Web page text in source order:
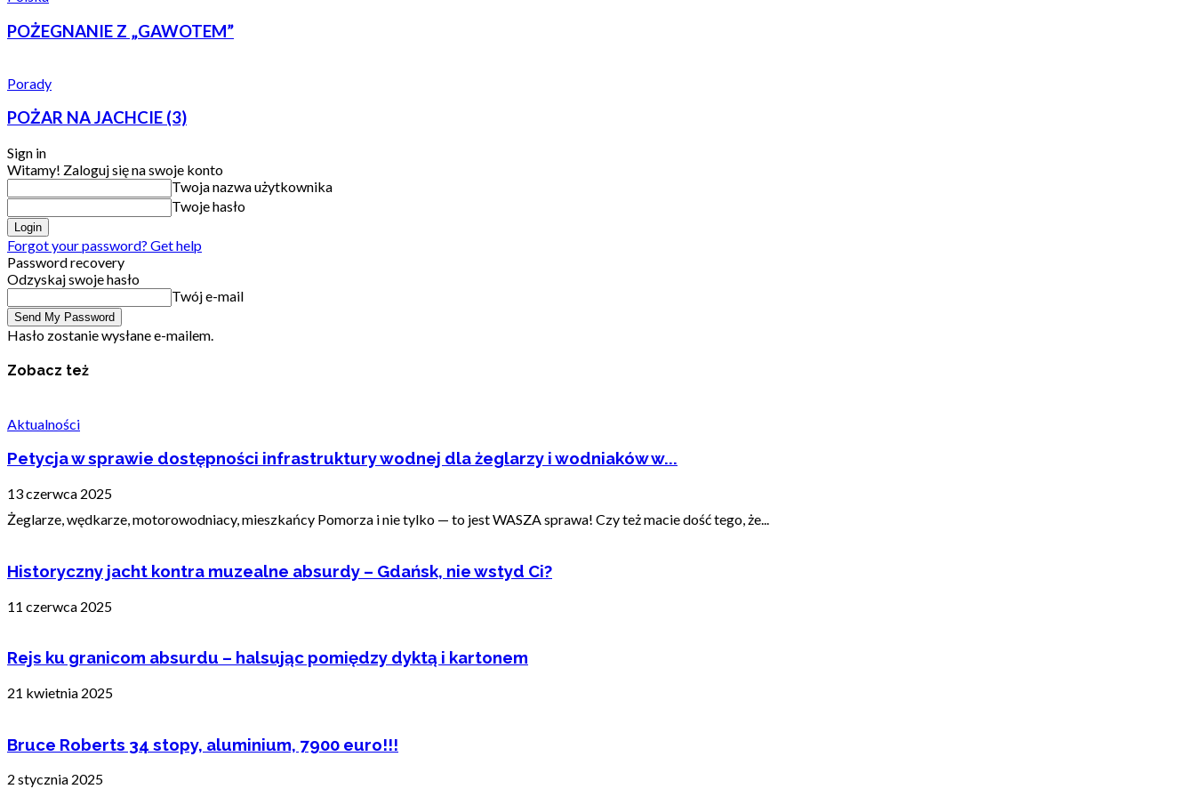
POŻEGNANIE Z „GAWOTEM”
Porady
POŻAR NA JACHCIE (3)
Sign in
Witamy! Zaloguj się na swoje konto
Twoja nazwa użytkownika
Twoje hasło
Forgot your password? Get help
Password recovery
Odzyskaj swoje hasło
Twój e-mail
Hasło zostanie wysłane e-mailem.
Zobacz też
Aktualności
Petycja w sprawie dostępności infrastruktury wodnej dla żeglarzy i wodniaków w...
13 czerwca 2025
Żeglarze, wędkarze, motorowodniacy, mieszkańcy Pomorza i nie tylko — to jest WASZA sprawa! Czy też macie dość tego, że...
Historyczny jacht kontra muzealne absurdy – Gdańsk, nie wstyd Ci?
11 czerwca 2025
Rejs ku granicom absurdu – halsując pomiędzy dyktą i kartonem
21 kwietnia 2025
Bruce Roberts 34 stopy, aluminium, 7900 euro!!!
2 stycznia 2025